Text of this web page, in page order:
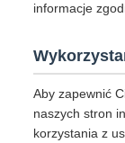
informacje
Aby zapewnić
naszych stron
korzystania z